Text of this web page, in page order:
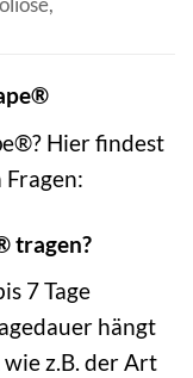
Hier findest
tragen?
7 Tage
hängt
z.B. der Art